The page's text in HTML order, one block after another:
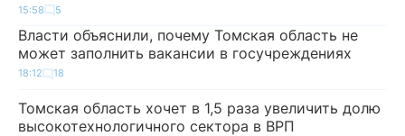
15:58 5
Власти объяснили, почему Томская область не
может заполнить вакансии в госучреждениях
18:12 18
Томская область хочет в 1,5 раза увеличить долю
высокотехнологичного сектора в ВРП